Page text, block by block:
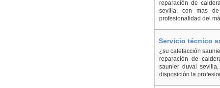
reparación de
sevilla, con mas
profesionalidad del
Servicio técnico
¿su calefacción
reparación de
saunier duval
disposición la